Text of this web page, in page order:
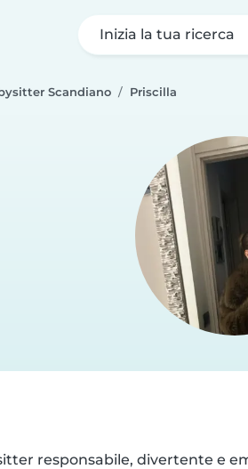
Inizia la tua ricerca
Scandiano Priscilla
responsabile, divertente e